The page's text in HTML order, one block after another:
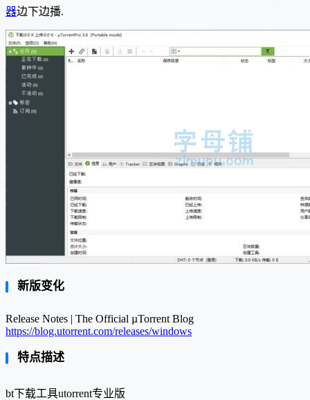
器边下边播.
新版变化
Release Notes | The Official µTorrent Blog
https://blog.utorrent.com/releases/windows
特点描述
bt下载工具utorrent专业版